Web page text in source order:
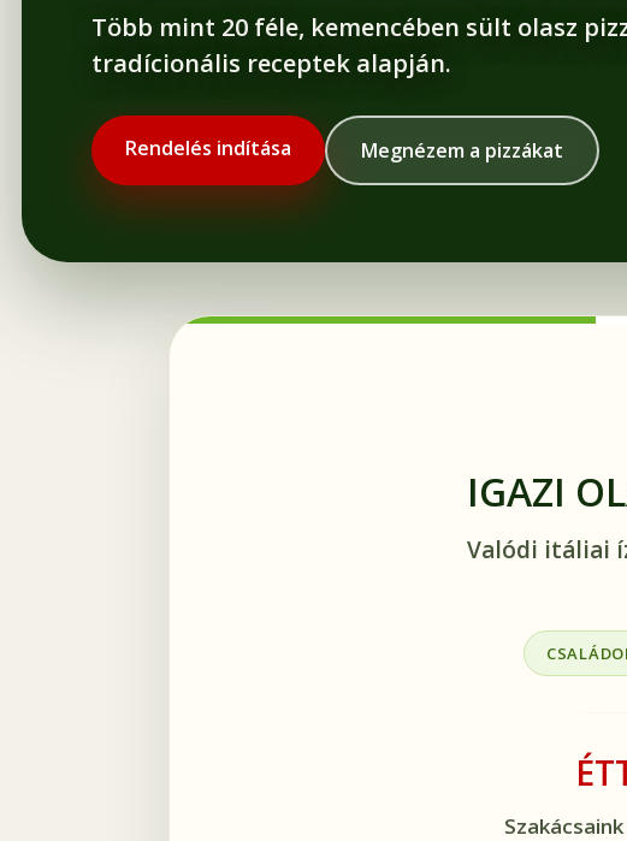
Több mint 20 féle, kemencében sült olasz
tradícionális receptek alapján.
Rendelés indítása Megnézem a pizzákat
IGAZI
Valódi itáliai